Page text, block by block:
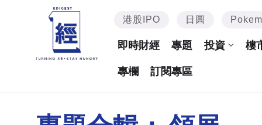
港股IPO 日圓
即時財經 專題 投資 樓
專欄 訂閱專區